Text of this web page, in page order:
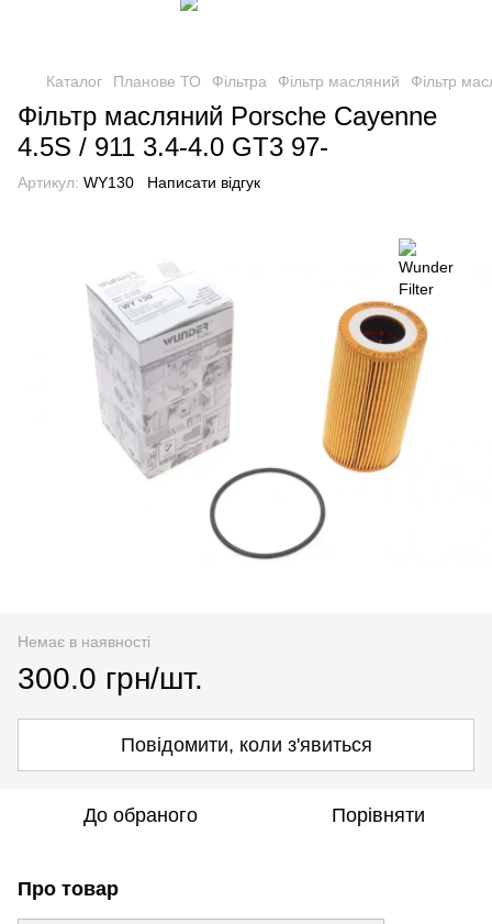
Каталог Планове ТО Фільтра Фільтр масляний Фільтр
Фільтр масляний Porsche Cayenne
4.5S / 911 3.4-4.0 GT3 97-
Артикул: WY130 Написати відгук
Немає в наявності
300.0 грн/шт.
Повідомити, коли з'явиться
До обраного Порівняти
Про товар